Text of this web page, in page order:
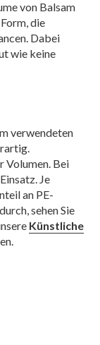
von Balsam
die
Dabei
wie keine
verwendeten
Volumen. Bei
Je
an PE-
sehen Sie
Künstliche